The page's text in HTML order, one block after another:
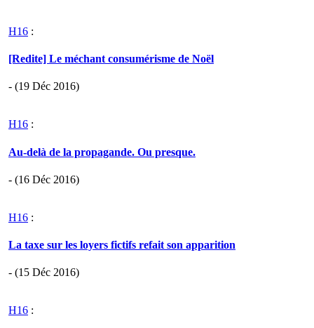
H16 :
[Redite] Le méchant consumérisme de Noël
- (19 Déc 2016)
H16 :
Au-delà de la propagande. Ou presque.
- (16 Déc 2016)
H16 :
La taxe sur les loyers fictifs refait son apparition
- (15 Déc 2016)
H16 :